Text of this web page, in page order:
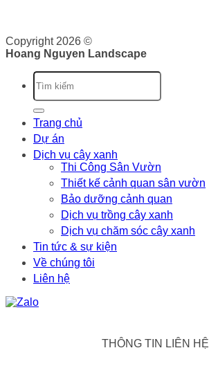
Copyright 2026 ©
Hoang Nguyen Landscape
Trang chủ
Dự án
Dịch vụ cây xanh
Thi Công Sân Vườn
Thiết kế cảnh quan sân vườn
Bảo dưỡng cảnh quan
Dịch vụ trồng cây xanh
Dịch vụ chăm sóc cây xanh
Tin tức & sự kiện
Về chúng tôi
Liên hệ
THÔNG TIN LIÊN HỆ